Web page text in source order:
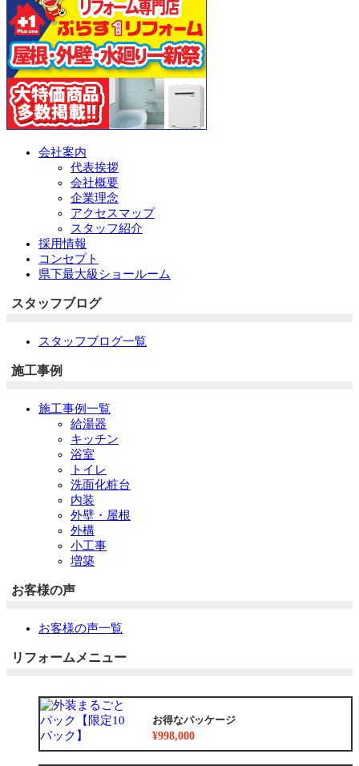
会社案内
代表挨拶
会社概要
企業理念
アクセスマップ
スタッフ紹介
採用情報
コンセプト
県下最大級ショールーム
スタッフブログ
スタッフブログ一覧
施工事例
施工事例一覧
給湯器
キッチン
浴室
トイレ
洗面化粧台
内装
外壁・屋根
外構
小工事
増築
お客様の声
お客様の声一覧
リフォームメニュー
お得なパッケージ
¥998,000